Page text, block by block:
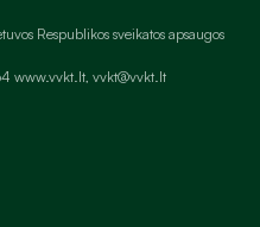
Respublikos sveikatos apsaugos
www.vvkt.lt, vvkt@vvkt.lt